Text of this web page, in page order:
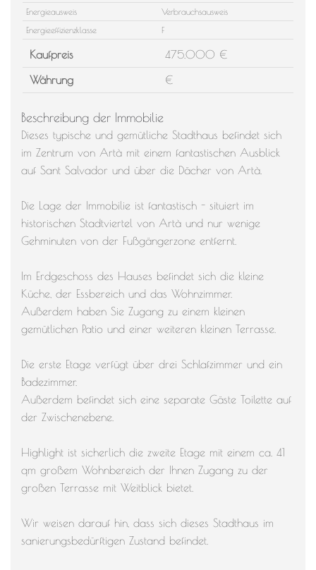
Energieausweis
Verbrauchsausweis
Energieeffizienzklasse
F
Kaufpreis
475.000 €
Währung
€
Beschreibung der Immobilie
Dieses typische und gemütliche Stadthaus befindet sich
im Zentrum von Artà mit einem fantastischen Ausblick
auf Sant Salvador und über die Dächer von Artà.
Die Lage der Immobilie ist fantastisch - situiert im
historischen Stadtviertel von Artà und nur wenige
Gehminuten von der Fußgängerzone entfernt.
Im Erdgeschoss des Hauses befindet sich die kleine
Küche, der Essbereich und das Wohnzimmer.
Außerdem haben Sie Zugang zu einem kleinen
gemütlichen Patio und einer weiteren kleinen Terrasse.
Die erste Etage verfügt über drei Schlafzimmer und ein
Badezimmer.
Außerdem befindet sich eine separate Gäste Toilette auf
der Zwischenebene.
Highlight ist sicherlich die zweite Etage mit einem ca. 41
qm großem Wohnbereich der Ihnen Zugang zu der
großen Terrasse mit Weitblick bietet.
Wir weisen darauf hin, dass sich dieses Stadthaus im
sanierungsbedürftigen Zustand befindet.